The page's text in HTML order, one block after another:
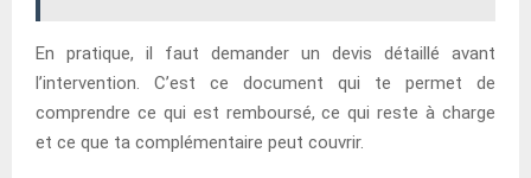
En pratique, il faut demander un devis détaillé avant
l’intervention. C’est ce document qui te permet de
comprendre ce qui est remboursé, ce qui reste à charge
et ce que ta complémentaire peut couvrir.